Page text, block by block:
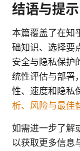
结语与提示
本篇覆盖了在知
础知识、选择要
安全与隐私保护
统性评估与部署
性、速度和隐私
析、风险与最佳
如需进一步了解
以获取更多信息